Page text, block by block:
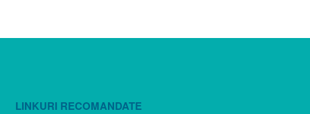
LINKURI RECOMANDATE